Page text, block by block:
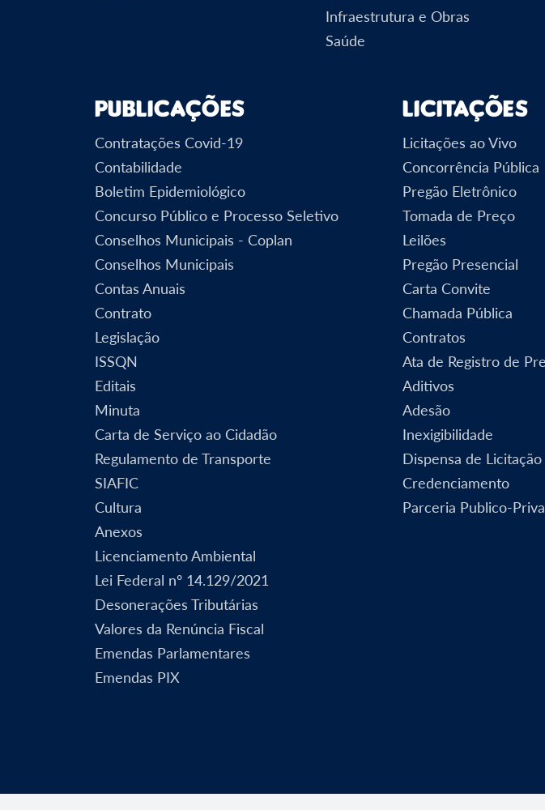
Infraestrutura e Obras
Saúde
Publicações
Contratações Covid-19
Contabilidade
Boletim Epidemiológico
Concurso Público e Processo Seletivo
Conselhos Municipais - Coplan
Conselhos Municipais
Contas Anuais
Contrato
Legislação
ISSQN
Editais
Minuta
Carta de Serviço ao Cidadão
Regulamento de Transporte
SIAFIC
Cultura
Anexos
Licenciamento Ambiental
Lei Federal nº 14.129/2021
Desonerações Tributárias
Valores da Renúncia Fiscal
Emendas Parlamentares
Emendas PIX
Licitações
Licitações ao Vivo
Concorrência Pública
Pregão Eletrônico
Tomada de Preço
Leilões
Pregão Presencial
Carta Convite
Chamada Pública
Contratos
Ata de Registro de
Aditivos
Adesão
Inexigibilidade
Dispensa de Licitação
Credenciamento
Parceria Publico-